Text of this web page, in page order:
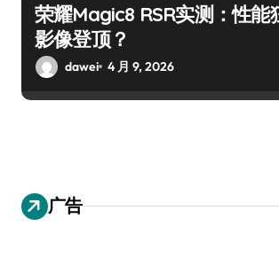
荣耀Magic8 RSR实测：性能
影像登顶？
dawei 4 月 9, 2026
广告